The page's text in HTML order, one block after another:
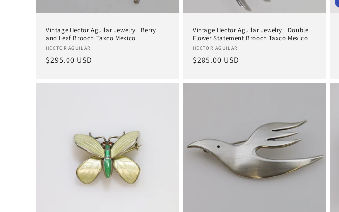
Vintage Hector Aguilar Jewelry | Berry
and Leaf Brooch Taxco Mexico
Anbieter:
HECTOR AGUILAR
Normaler
$295.00 USD
Vintage Hector Aguilar Jewelry | Double
Flower Statement Brooch Taxco Mexico
Anbieter:
HECTOR AGUILAR
Normaler
$285.00 USD